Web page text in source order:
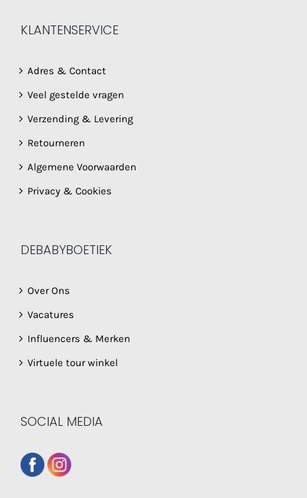
KLANTENSERVICE
Adres & Contact
Veel gestelde vragen
Verzending & Levering
Retourneren
Algemene Voorwaarden
Privacy & Cookies
DEBABYBOETIEK
Over Ons
Vacatures
Influencers & Merken
Virtuele tour winkel
SOCIAL MEDIA